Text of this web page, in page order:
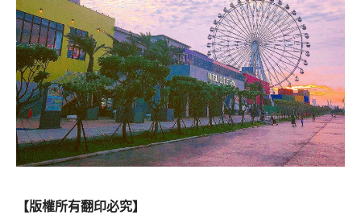
【版權所有翻印必究】